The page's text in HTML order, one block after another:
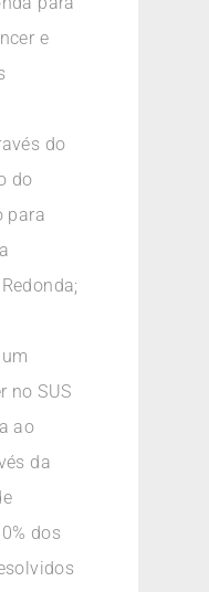
e
do
do
para
no SUS
ao
da
dos